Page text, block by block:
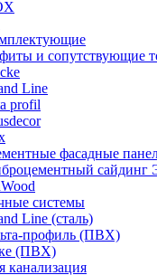
и сопутствующие
Line
profil
фасадные
сайдинг
системы
Line (сталь)
профиль (ПВХ)
(ПВХ)
канализация